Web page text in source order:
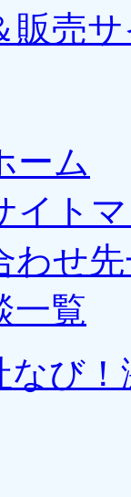
販売
ーム
イト
わせ
一覧
なび